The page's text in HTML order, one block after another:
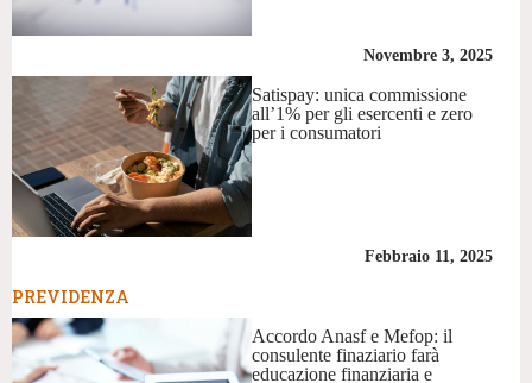
Novembre 3, 2025
Satispay: unica commissione
all’1% per gli esercenti e zero
per i consumatori
Febbraio 11, 2025
PREVIDENZA
Accordo Anasf e Mefop: il
consulente finaziario farà
educazione finanziaria e